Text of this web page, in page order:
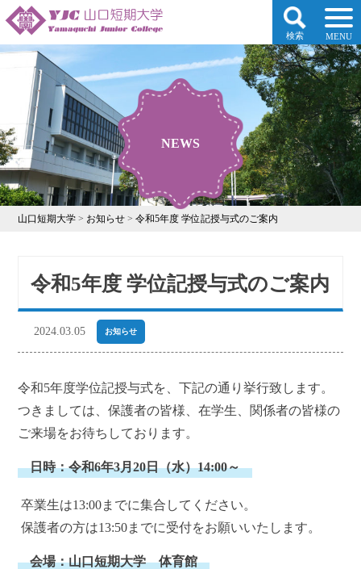
検索 MENU
NEWS
山口短期大学 > お知らせ >令和5年度 学位記授与式のご案内
令和5年度 学位記授与式のご案内
2024.03.05 お知らせ
令和5年度学位記授与式を、下記の通り挙行致します。
つきましては、保護者の皆様、在学生、関係者の皆様の
ご来場をお待ちしております。
日時：令和6年3月20日（水）14:00～
卒業生は13:00までに集合してください。
保護者の方は13:50までに受付をお願いいたします。
会場：山口短期大学 体育館